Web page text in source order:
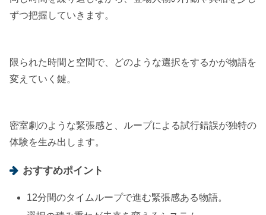
ずつ把握していきます。
限られた時間と空間で、どのような選択をするかが物語を
変えていく鍵。
密室劇のような緊張感と、ループによる試行錯誤が独特の
体験を生み出します。
おすすめポイント
12分間のタイムループで進む緊張感ある物語。